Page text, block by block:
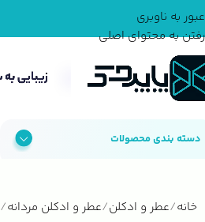
عبور به ناوبری
رفتن به محتوای اصلی
دسته بندی محصولات
خانه عطر و ادکلن عطر و ادکلن مردانه